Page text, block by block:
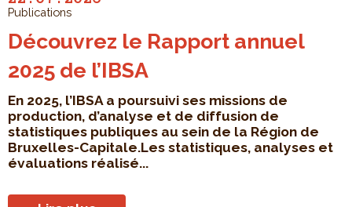
Publications
Découvrez le Rapport annuel
2025 de l’IBSA
En 2025, l’IBSA a poursuivi ses missions de
production, d’analyse et de diffusion de
statistiques publiques au sein de la Région de
Bruxelles-Capitale.Les statistiques, analyses et
évaluations réalisé...